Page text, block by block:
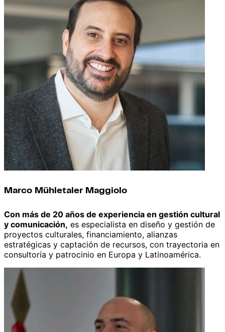
Marco Mühletaler Maggiolo
Con más de 20 años de experiencia en gestión cultural
y comunicación, es especialista en diseño y gestión de
proyectos culturales, financiamiento, alianzas
estratégicas y captación de recursos, con trayectoria en
consultoría y patrocinio en Europa y Latinoamérica.